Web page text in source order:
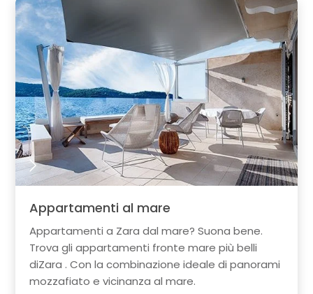
Appartamenti al mare
Appartamenti a Zara dal mare? Suona bene.
Trova gli appartamenti fronte mare più belli
diZara . Con la combinazione ideale di panorami
mozzafiato e vicinanza al mare.